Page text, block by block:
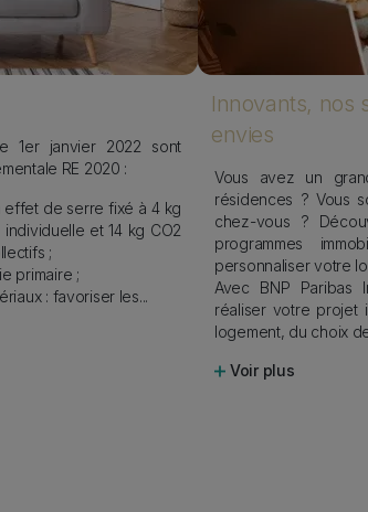
1er janvier 2022 sont
RE 2020 :
effet de serre fixé à 4 kg
et 14 kg CO2
;
primaire ;
: favoriser les...
Innovants, nos
envies
Vous avez un
résidences ? Vous
chez-vous ?
programmes
personnaliser votre
Avec BNP Paribas
réaliser votre projet
logement, du choix
Voir plus